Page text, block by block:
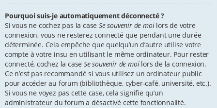
Pourquoi suis-je automatiquement déconnecté ?
Si vous ne cochez pas la case Se souvenir de moilors de votre
connexion, vous ne resterez connecté que pendant une durée
déterminée. Cela empêche que quelqu’un d’autre utilise votre
compte à votre insu en utilisant le même ordinateur. Pour rester
connecté, cochez la caseSe souvenir de moilors de la connexion.
Ce n’est pas recommandé si vous utilisez un ordinateur public
pour accéder au forum (bibliothèque, cyber-café, université, etc.).
Si vous ne voyez pas cette case, cela signifie qu’un
administrateur du forum a désactivé cette fonctionnalité.